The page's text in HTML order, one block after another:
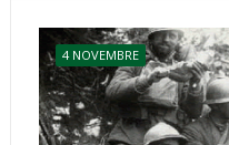
4 NOVEMBRE